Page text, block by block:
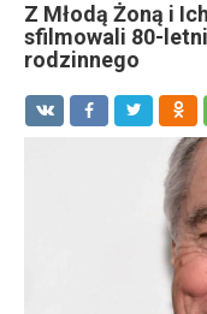
Z Młodą Żoną i
sfilmowali 80-
rodzinnego